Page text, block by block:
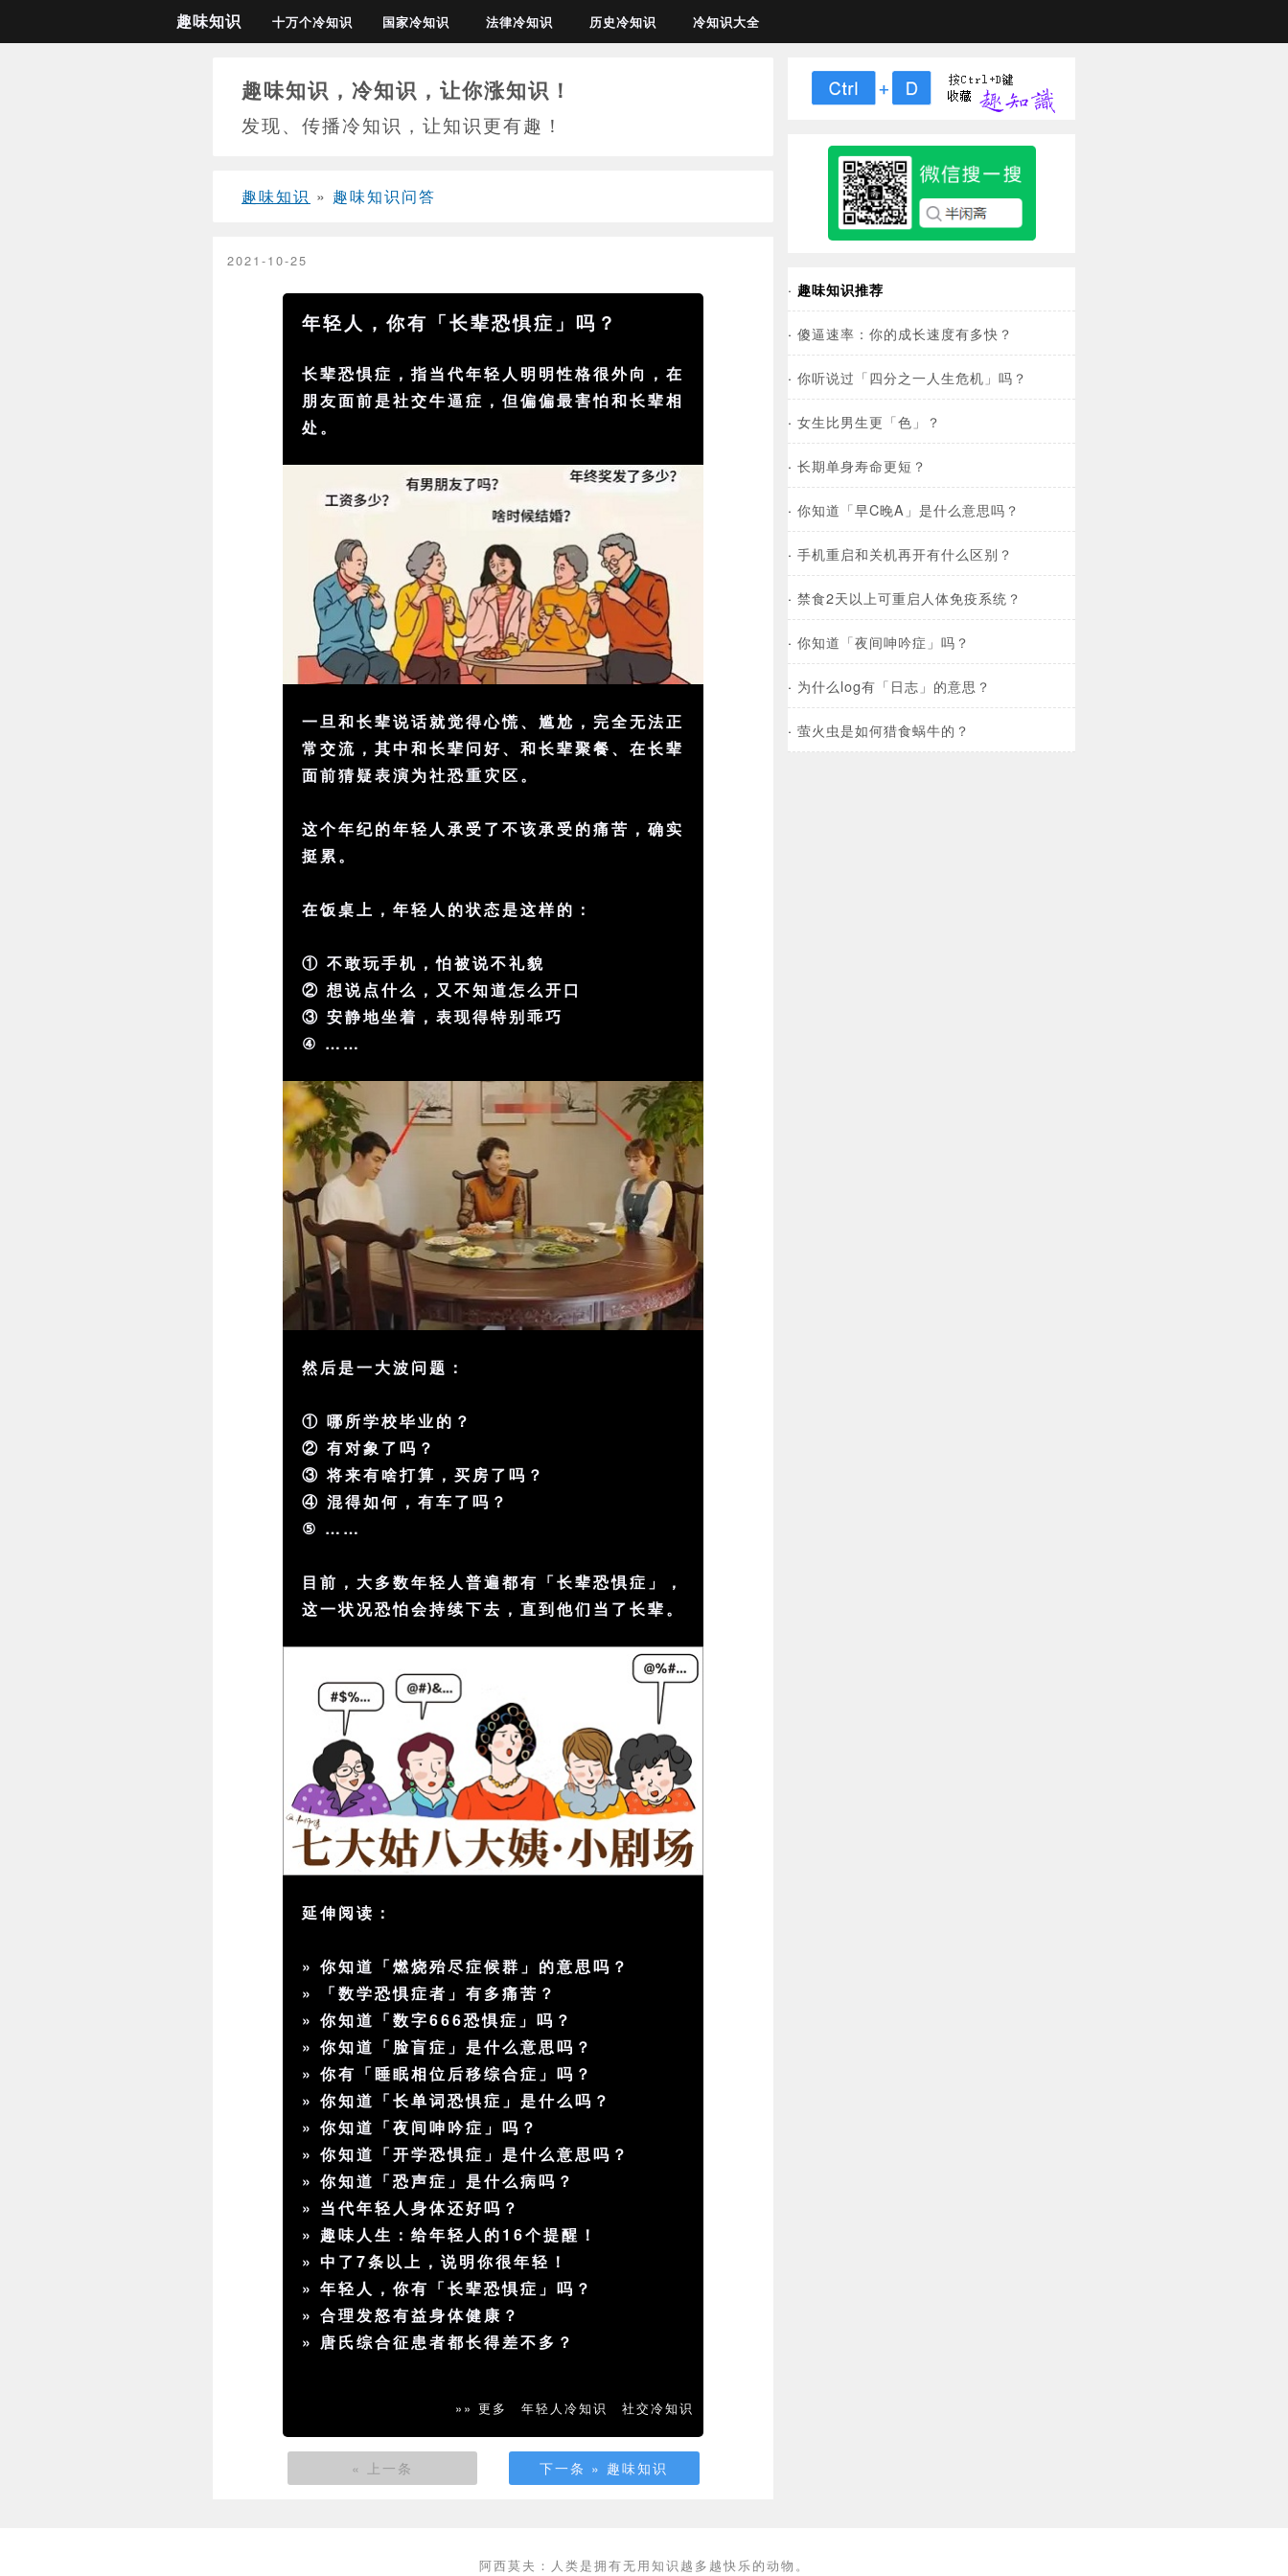
趣味知识 十万个冷知识 国家冷知识 法律冷知识 历史冷知识 冷知识大全
趣味知识，冷知识，让你涨知识！
发现、传播冷知识，让知识更有趣！
趣味知识 » 趣味知识问答
2021-10-25
年轻人，你有「长辈恐惧症」吗？
长辈恐惧症，指当代年轻人明明性格很外向，在
朋友面前是社交牛逼症，但偏偏最害怕和长辈相
处。
一旦和长辈说话就觉得心慌、尴尬，完全无法正
常交流，其中和长辈问好、和长辈聚餐、在长辈
面前猜疑表演为社恐重灾区。
这个年纪的年轻人承受了不该承受的痛苦，确实
挺累。
在饭桌上，年轻人的状态是这样的：
① 不敢玩手机 ，怕被说不礼貌
② 想说点什么，又不知道怎么开口
③ 安静地坐着，表现得特别乖巧
④ ……
然后是一大波问题：
① 哪所学校毕业的？
② 有对象了吗？
③ 将来有啥打算，买房了吗？
④ 混得如何，有车了吗？
⑤ ……
目前，大多数年轻人普遍都有「长辈恐惧症」，
这一状况恐怕会持续下去，直到他们当了长辈。
延伸阅读：
»你知道「燃烧殆尽症候群」的意思吗？
»
「数学恐惧症者」有多痛苦？
»你知道「数字666恐惧症」吗？
»你知道「脸盲症」是什么意思吗？
»你有「睡眠相位后移综合症」吗？
»你知道「长单词恐惧症」是什么吗？
»你知道「夜间呻吟症」吗？
»你知道「开学恐惧症」是什么意思吗？
»你知道「恐声症」是什么病吗？
» 当代年轻人身体还好吗？
» 趣味人生：给年轻人的16个提醒！
»中了7条以上，说明你很年轻！
»年轻人，你有「长辈恐惧症」吗？
»合理发怒有益身体健康？
» 唐氏综合征患者都长得差不多？
»» 更多 年轻人冷知识 社交冷知识
« 上一条 下一条 » 趣味知识
· 趣味知识推荐
· 傻逼速率：你的成长速度有多快？
· 你听说过「四分之一人生危机」吗？
· 女生比男生更「色」？
· 长期单身寿命更短？
· 你知道「早C晚A」是什么意思吗？
· 手机重启和关机再开有什么区别？
· 禁食2天以上可重启人体免疫系统？
· 你知道「夜间呻吟症」吗？
· 为什么log有「日志」的意思？
· 萤火虫是如何猎食蜗牛的？
阿西莫夫：人类是拥有无用知识越多越快乐的动物。